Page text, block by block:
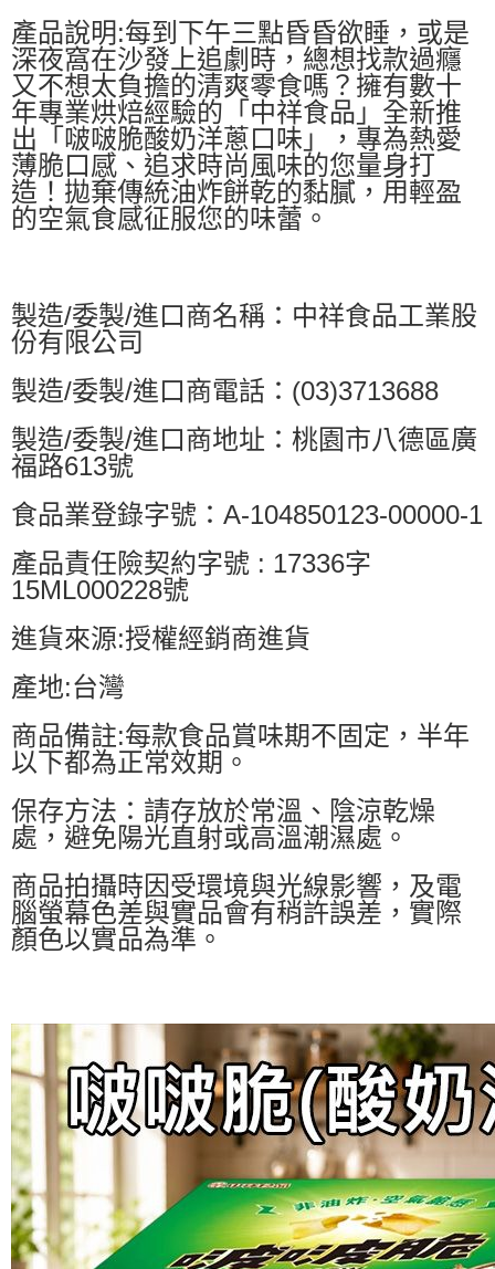
產品說明:每到下午三點昏昏欲睡，或是
深夜窩在沙發上追劇時，總想找款過癮
又不想太負擔的清爽零食嗎？擁有數十
年專業烘焙經驗的「中祥食品」全新推
出「啵啵脆酸奶洋蔥口味」，專為熱愛
薄脆口感、追求時尚風味的您量身打
造！拋棄傳統油炸餅乾的黏膩，用輕盈
的空氣食感征服您的味蕾。
製造/委製/進口商名稱：中祥食品工業股
份有限公司
製造/委製/進口商電話：(03)3713688
製造/委製/進口商地址：桃園市八德區廣
福路613號
食品業登錄字號：A-104850123-00000-1
產品責任險契約字號 : 17336字
15ML000228號
進貨來源:授權經銷商進貨
產地:台灣
商品備註:每款食品賞味期不固定，半年
以下都為正常效期。
保存方法：請存放於常溫、陰涼乾燥
處，避免陽光直射或高溫潮濕處。
商品拍攝時因受環境與光線影響，及電
腦螢幕色差與實品會有稍許誤差，實際
顏色以實品為準。